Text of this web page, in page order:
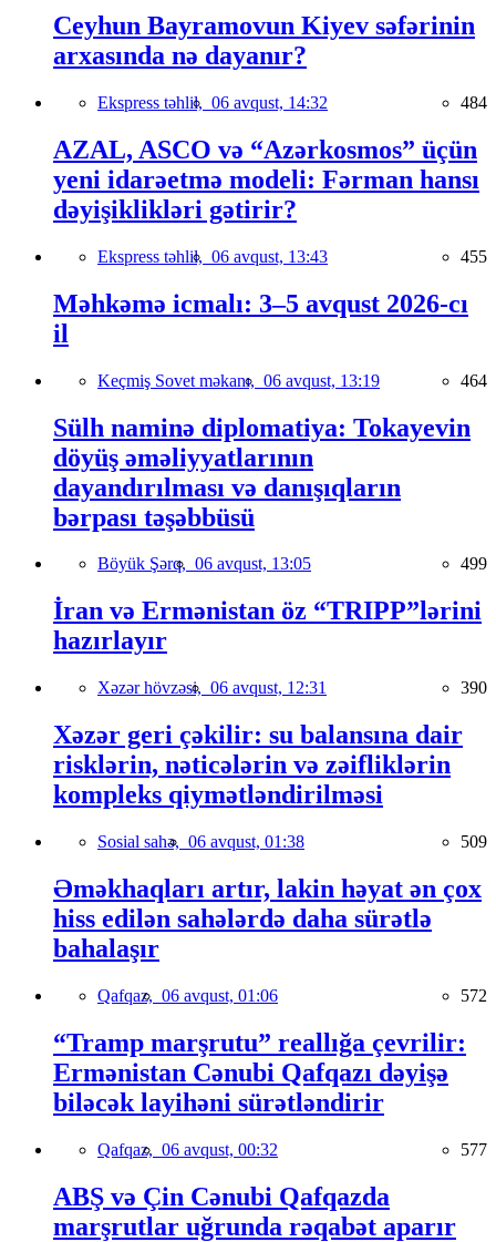
Ceyhun Bayramovun Kiyev səfərinin
arxasında nə dayanır?
Ekspress təhlil, 06 avqust, 14:32 484
AZAL, ASCO və “Azərkosmos” üçün
yeni idarəetmə modeli: Fərman hansı
dəyişiklikləri gətirir?
Ekspress təhlil, 06 avqust, 13:43 455
Məhkəmə icmalı: 3–5 avqust 2026-cı
il
Keçmiş Sovet məkanı, 06 avqust, 13:19 464
Sülh naminə diplomatiya: Tokayevin
döyüş əməliyyatlarının
dayandırılması və danışıqların
bərpası təşəbbüsü
Böyük Şərq, 06 avqust, 13:05 499
İran və Ermənistan öz “TRIPP”lərini
hazırlayır
Xəzər hövzəsi, 06 avqust, 12:31 390
Xəzər geri çəkilir: su balansına dair
risklərin, nəticələrin və zəifliklərin
kompleks qiymətləndirilməsi
Sosial sahə, 06 avqust, 01:38 509
Əməkhaqları artır, lakin həyat ən çox
hiss edilən sahələrdə daha sürətlə
bahalaşır
Qafqaz, 06 avqust, 01:06 572
“Tramp marşrutu” reallığa çevrilir:
Ermənistan Cənubi Qafqazı dəyişə
biləcək layihəni sürətləndirir
Qafqaz, 06 avqust, 00:32 577
ABŞ və Çin Cənubi Qafqazda
marşrutlar uğrunda rəqabət aparır